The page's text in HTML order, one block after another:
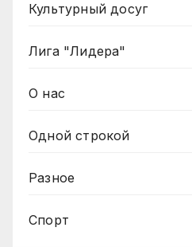
Культурный досуг
Лига "Лидера"
О нас
Одной строкой
Разное
Спорт